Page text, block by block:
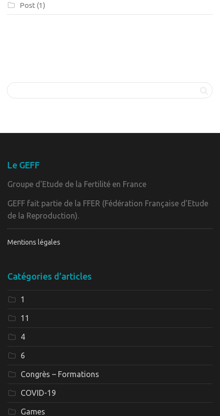
Post (1)
Le GEFF
Groupe d'Etude de la Fertilité en France
GEFF fait partie de la FFER (Fédération Française d’Etude
de la Reproduction).
Mentions légales
Catégories d’articles
1
11
4
6
Congrès – Formations
COVID-19
Games